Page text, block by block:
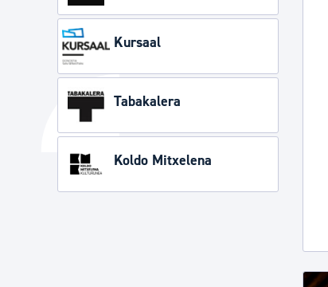
Kursaal
Tabakalera
Koldo Mitxelena